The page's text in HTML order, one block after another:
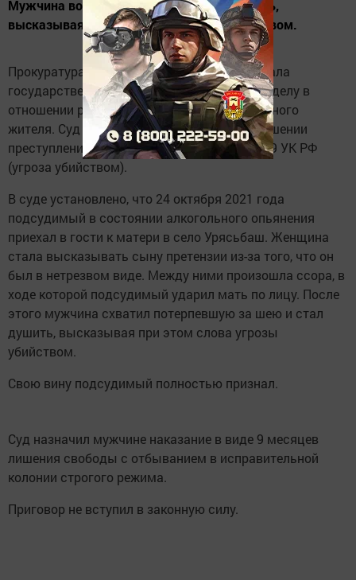
Мужчина во время ссоры стал душить мать,
высказывая при этом слова угрозы убийством.
Прокуратура Кукморского района поддержала
государственное обвинение по уголовному делу в
отношении ранее судимого 44-летнего местного
жителя. Суд признал его виновным в совершении
преступления, предусмотренного ч. 1 ст. 119 УК РФ
(угроза убийством).
В суде установлено, что 24 октября 2021 года
подсудимый в состоянии алкогольного опьянения
приехал в гости к матери в село Урясьбаш. Женщина
стала высказывать сыну претензии из-за того, что он
был в нетрезвом виде. Между ними произошла ссора, в
ходе которой подсудимый ударил мать по лицу. После
этого мужчина схватил потерпевшую за шею и стал
душить, высказывая при этом слова угрозы
убийством.
Свою вину подсудимый полностью признал.
Суд назначил мужчине наказание в виде 9 месяцев
лишения свободы с отбыванием в исправительной
колонии строгого режима.
Приговор не вступил в законную силу.